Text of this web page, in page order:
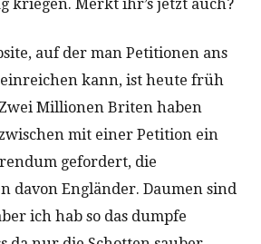
kriegen. Merkt ihr’s jetzt auch?
auf der man Petitionen ans
kann, ist heute früh
Millionen Briten haben
mit einer Petition ein
gefordert, die
davon Engländer. Daumen sind
ich hab so das dumpfe